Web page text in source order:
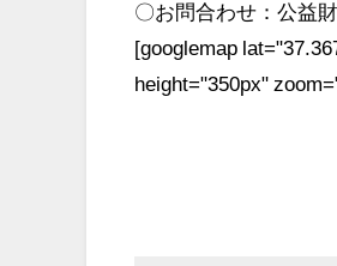
〇お問合わせ：公益
[googlemap
height="350px"